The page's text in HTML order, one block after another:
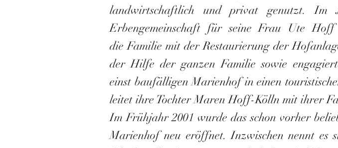
landwirtschaftlich und privat genutzt. Im
Erbengemeinschaft für seineFrau Ute Hoff
dieFamilie mit der Restaurierung der
derHilfe der ganzen Familie sowie
einst baufälligen Marienhof in einen
leitet ihre Tochter Maren Hoff-Kölln mit ihrer
Im Frühjahr 2001 wurde das schon vorher
Marienhof neu eröffnet. Inzwischen nennt es